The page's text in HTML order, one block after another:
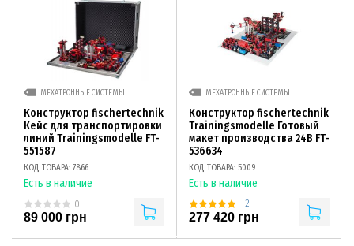
МЕХАТРОННЫЕ СИСТЕМЫ
Конструктор fischertechnik
Кейс для транспортировки
линий Trainingsmodelle FT-
551587
КОД ТОВАРА: 7866
Есть в наличие
0
89 000 грн
МЕХАТРОННЫЕ СИСТЕМЫ
Конструктор fischertechnik
Trainingsmodelle Готовый
макет производства 24В FT-
536634
КОД ТОВАРА: 5009
Есть в наличие
2
277 420 грн